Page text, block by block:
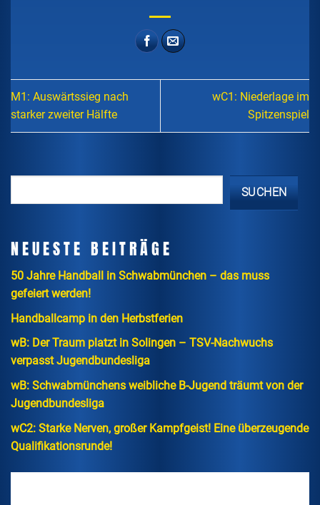
M1: Auswärtssieg nach
starker zweiter Hälfte
wC1: Niederlage im
Spitzenspiel
SUCHEN
NEUESTE BEITRÄGE
50 Jahre Handball in Schwabmünchen – das muss
gefeiert werden!
Handballcamp in den Herbstferien
wB: Der Traum platzt in Solingen – TSV-Nachwuchs
verpasst Jugendbundesliga
wB: Schwabmünchens weibliche B-Jugend träumt von der
Jugendbundesliga
wC2: Starke Nerven, großer Kampfgeist! Eine überzeugende
Qualifikationsrunde!